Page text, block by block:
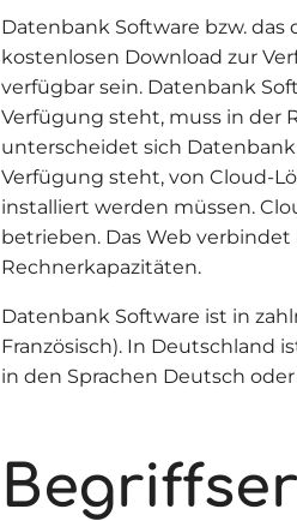
Datenbank Software bzw.
kostenlosen Download zur
verfügbar sein. Datenbank
Verfügung steht, muss in der
unterscheidet sich
Verfügung steht, von Cloud-
installiert werden müssen.
betrieben. Das Web
Rechnerkapazitäten.
Datenbank Software ist in
Französisch). In Deutschland
in den Sprachen Deutsch